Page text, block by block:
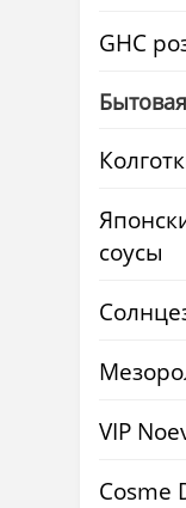
GHC
соусы
VIP
Cosme